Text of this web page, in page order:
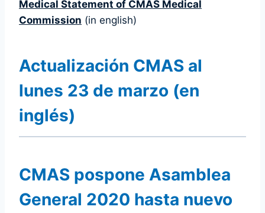
Medical Statement of CMAS Medical
Commission (in english)
Actualización CMAS al
lunes 23 de marzo (en
inglés)
CMAS pospone Asamblea
General 2020 hasta nuevo